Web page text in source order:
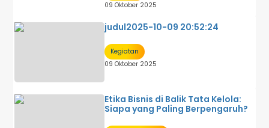
09 Oktober 2025
judul2025-10-09 20:52:24
Kegiatan
09 Oktober 2025
Etika Bisnis di Balik Tata Kelola:
Siapa yang Paling Berpengaruh?